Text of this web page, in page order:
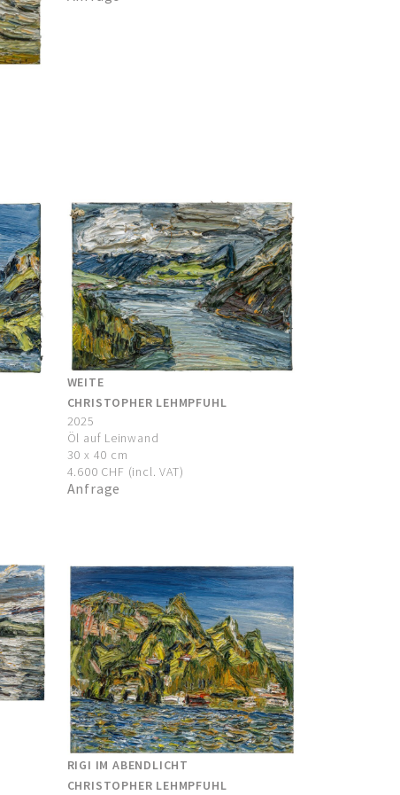
WEITE
CHRISTOPHER LEHMPFUHL
2025
Öl auf Leinwand
30 x 40 cm
4.600 CHF (incl. VAT)
Anfrage
RIGI IM ABENDLICHT
CHRISTOPHER LEHMPFUHL